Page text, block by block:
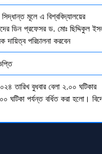
মূলে এ বিশ্ববিদ্যালয়ের
ডিন প্রফেসর ড. মোঃ ছিদ্দিকুল
দায়িত্ব পরিচালনা করবেন
তারিখ বুধবার বেলা ২.০০ ঘটিকার
ঘটিকা পর্যন্ত বর্ধিত করা হলো।